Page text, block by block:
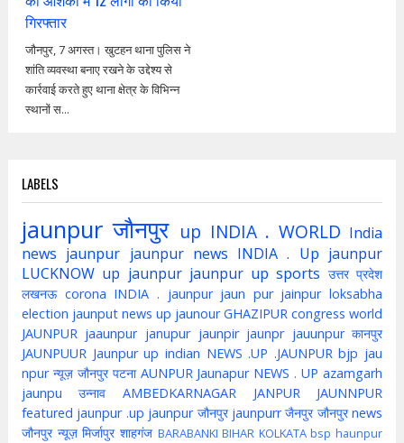
गिरफ्तार
जौनपुर, 7 अगस्त। खुटहन थाना पुलिस ने
शांति व्यवस्था बनाए रखने के उद्देश्य से
कार्रवाई करते हुए थाना क्षेत्र के विभिन्न
स्थानों स...
LABELS
jaunpur जौनपुर up INDIA . WORLD India
news jaunpur jaunpur news INDIA . Up jaunpur
LUCKNOW up jaunpur jaunpur up sports उत्तर प्रदेश
लखनऊ corona INDIA . jaunpur jaun pur jainpur loksabha
election jaunput news up jaunour GHAZIPUR congress world
JAUNPUR jaaunpur janupur jaunpir jaunpr jauunpur कानपुर
JAUNPUUR Jaunpur up indian NEWS .UP .JAUNPUR bjp jau
npur न्यूज़ जौनपुर पटना AUNPUR Jaunapur NEWS . UP azamgarh
jaunpu
उन्नाव AMBEDKARNAGAR JANPUR
JAUNNPUR
featured jaunpur .up jaunpur जौनपुर jaunpurr जैनपुर जौनपुर news
जौनपुर न्यूज़ मिर्जापुर शाहगंज BARABANKI BIHAR KOLKATA bsp haunpur